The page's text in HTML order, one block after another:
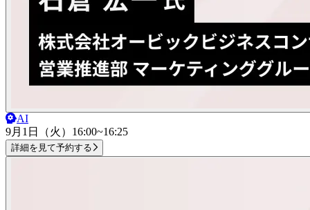
AI
9月1日（火） 16:00~16:25
詳細を見て予約する